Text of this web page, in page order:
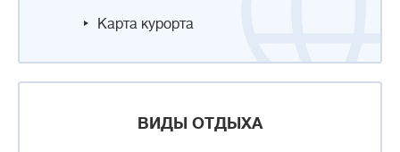
Карта курорта
ВИДЫ ОТДЫХА